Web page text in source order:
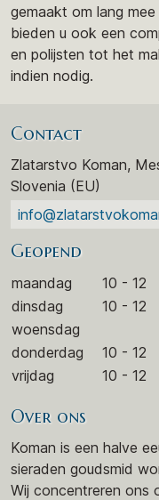
gemaakt om lang
bieden u ook een
en polijsten tot het
indien nodig.
Contact
Zlatarstvo Koman,
Slovenia (EU)
Geopend
maandag 10 - 12
dinsdag
10 - 12
woensdag
donderdag
10 - 12
vrijdag
10 - 12
Over ons
Koman is een halve
sieraden goudsmid
Wij concentreren ons